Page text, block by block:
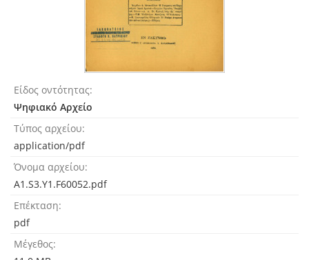
Είδος οντότητας
Ψηφιακό Αρχείο
Τύπος αρχείου
application/pdf
Όνομα αρχείου
A1.S3.Y1.F60052.pdf
Επέκταση
pdf
Μέγεθος